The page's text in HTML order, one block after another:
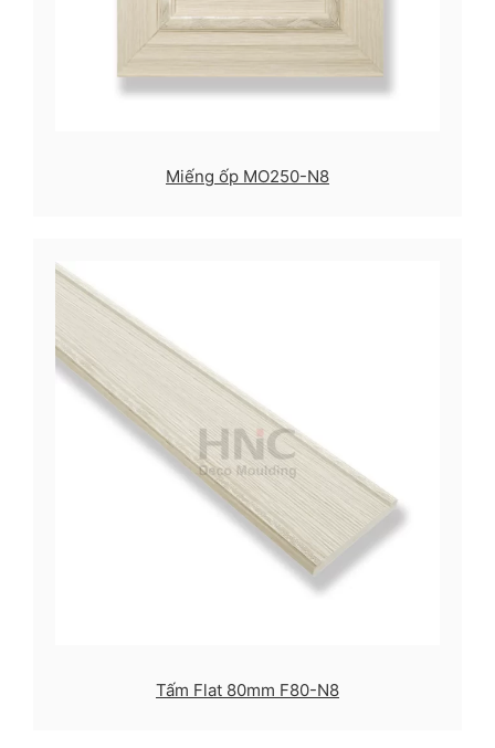
Miếng ốp MO250-N8
Tấm Flat 80mm F80-N8